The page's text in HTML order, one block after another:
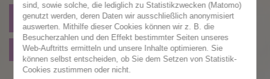
sind, sowie solche, die lediglich zu Statistikzwecken (Matomo)
genutzt werden, deren Daten wir ausschließlich anonymisiert
auswerten. Mithilfe dieser Cookies können wir z. B. die
Besucherzahlen und den Effekt bestimmter Seiten unseres
Web-Auftritts ermitteln und unsere Inhalte optimieren. Sie
können selbst entscheiden, ob Sie dem Setzen von Statistik-
Cookies zustimmen oder nicht.
Unternehmen
Übersicht